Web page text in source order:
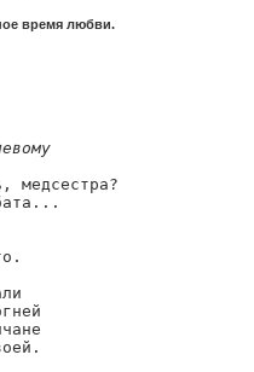
время любви.
медсестра?